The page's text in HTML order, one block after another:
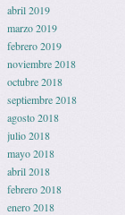
abril 2019
marzo 2019
febrero 2019
noviembre 2018
octubre 2018
septiembre 2018
agosto 2018
julio 2018
mayo 2018
abril 2018
febrero 2018
enero 2018